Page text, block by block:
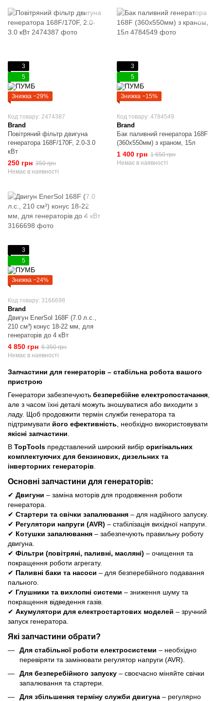
3
5
Знижка −29%
Код товару: 2474387
Brand
Повітряний фільтр двигуна
генератора 168F/170F, 2.0-3.0
кВт
250 грн 350 грн
Немає в наявності
3
5
Знижка −15%
Код товару: 4784549
Brand
Бак паливний генератора 168F
(360x550мм) з краном, 15л
1 400 грн 1 650 грн
Немає в наявності
3
5
Знижка −24%
Код товару: 3166698
Brand
Двигун EnerSol 168F (7.0 л.с.,
210 см³) конус 18-22 мм, для
генераторів до 4 кВт
4 850 грн 6 350 грн
Немає в наявності
Запчастини для генераторів – стабільна робота вашого
пристрою
Генератори забезпечують безперебійне електропостачання
але з часом їхні деталі можуть зношуватися або виходити з
ладу. Щоб продовжити термін служби генератора та
підтримувати його ефективність , необхідно використовувати
якісні запчастини
В TopTools представлений широкий вибір оригінальних
комплектуючих для бензинових, дизельних та
інверторних генераторів
Основні запчастини для генераторів:
✔ Двигуни – заміна моторів для продовження роботи
генератора.
✔ Стартери та свічки запалювання – для надійного запуску.
✔ Регулятори напруги (AVR) – стабілізація вихідної напруги.
✔ Котушки запалювання – забезпечують правильну роботу
двигуна.
✔ Фільтри (повітряні, паливні, масляні) – очищення та
покращення роботи агрегату.
✔ Паливні баки та насоси – для безперебійного подавання
пального.
✔ Глушники та вихлопні системи – зниження шуму та
покращення відведення газів.
✔ Акумулятори для електростартових моделей – зручний
запуск генератора.
Які запчастини обрати?
Для стабільної роботи електросистеми – необхідно
перевіряти та замінювати регулятор напруги (AVR).
Для безперебійного запуску – своєчасно міняйте свічки
запалювання та стартери.
Для збільшення терміну служби двигуна – регулярно